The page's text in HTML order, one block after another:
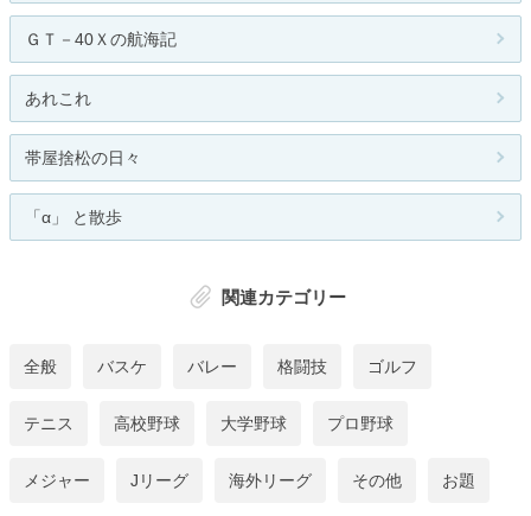
ＧＴ－40Ｘの航海記
あれこれ
帯屋捨松の日々
「α」 と散歩
関連カテゴリー
全般 バスケ バレー 格闘技 ゴルフ
テニス 高校野球 大学野球 プロ野球
メジャー Jリーグ 海外リーグ その他 お題